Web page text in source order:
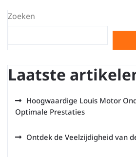
Zoeken
Laatste
Hoogwaardige Louis Motor
Optimale Prestaties
Ontdek de Veelzijdigheid van